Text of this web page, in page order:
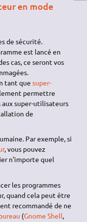
en mode
de sécurité.
est lancé en
cas, ce seront vos
tant quesuper-
permettre
super-utilisateurs
de
Par exemple, si
, vous pouvez
n'importe quel
les programmes
quand cela peut être
recommandé de ne
(Gnome Shell,